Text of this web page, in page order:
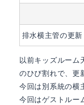
排水横主管の更新
以前キッズルーム
のひび割れで、更
今回は別系統の横
今回はゲストルー